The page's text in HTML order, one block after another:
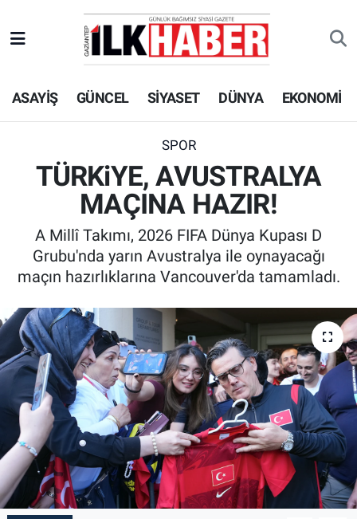
ASAYİŞ GÜNCEL SİYASET DÜNYA EKONOMİ
SPOR
TÜRKiYE, AVUSTRALYA
MAÇINA HAZIR!
A Millî Takımı, 2026 FIFA Dünya Kupası D
Grubu'nda yarın Avustralya ile oynayacağı
maçın hazırlıklarına Vancouver'da tamamladı.
EKONOMİ
SİYASET
SPOR
ASAYİŞ
EĞİTİM
KÜLTÜR - SANAT
Beyoğlu Hava Durumu
Beyoğlu Trafik Yoğunluk Haritası
Süper Lig Puan Durumu ve Fikstür
Tüm Manşetler
Son Dakika Haberleri
Haber Arşivi